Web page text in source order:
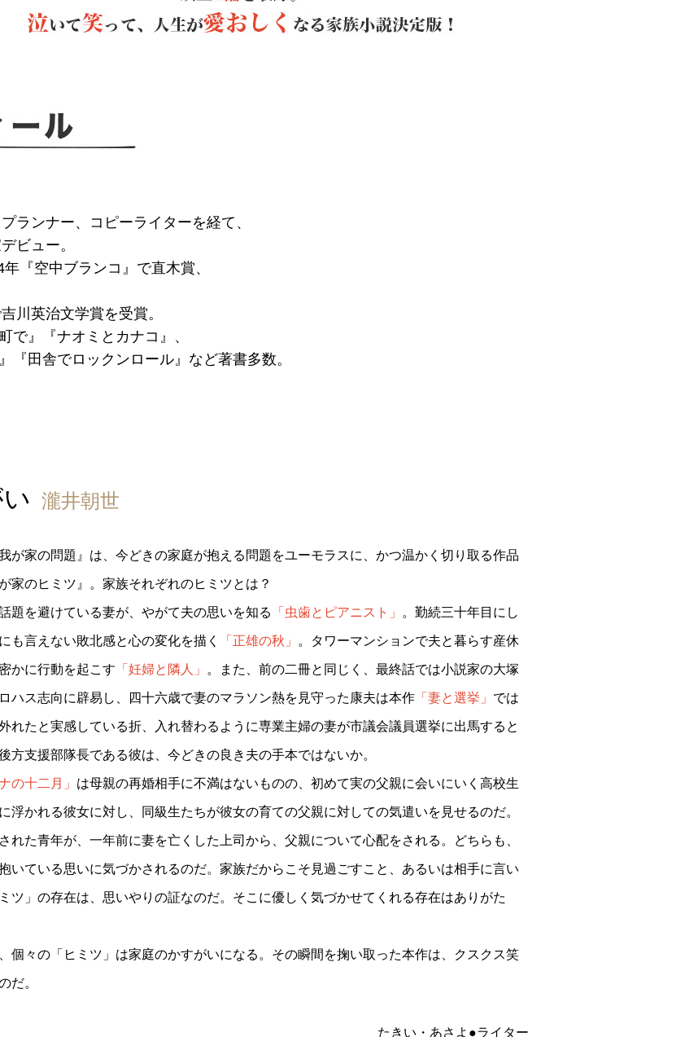
ランナー、コピーライターを経て、
ビュー。
『空中ブランコ』で直木賞、
川英治文学賞を受賞。
で』『ナオミとカナコ』、
『田舎でロックンロール』など著書多数。
瀧井朝世
が家の問題』は、今どきの家庭が抱える問題をユーモラスに、かつ温かく切り取る作品
家のヒミツ』。家族それぞれのヒミツとは？
題を避けている妻が、やがて夫の思いを知る 「虫歯とピアニスト」 。勤続三十年目にし
も言えない敗北感と心の変化を描く 「正雄の秋」 。タワーマンションで夫と暮らす産休
かに行動を起こす 「妊婦と隣人」 。また、前の二冊と同じく、最終話では小説家の大塚
ハス志向に辟易し、四十六歳で妻のマラソン熱を見守った康夫は本作 「妻と選挙」 では
れたと実感している折、入れ替わるように専業主婦の妻が市議会議員選挙に出馬すると
方支援部隊長である彼は、今どきの良き夫の手本ではないか。
の十二月」 は母親の再婚相手に不満はないものの、初めて実の父親に会いにいく高校生
浮かれる彼女に対し、同級生たちが彼女の育ての父親に対しての気遣いを見せるのだ。
れた青年が、一年前に妻を亡くした上司から、父親について心配をされる。どちらも、
いている思いに気づかされるのだ。家族だからこそ見過ごすこと、あるいは相手に言い
ツ」の存在は、思いやりの証なのだ。そこに優しく気づかせてくれる存在はありがた
個々の「ヒミツ」は家庭のかすがいになる。その瞬間を掬い取った本作は、クスクス笑
だ。
たきい・あさよ●ライター